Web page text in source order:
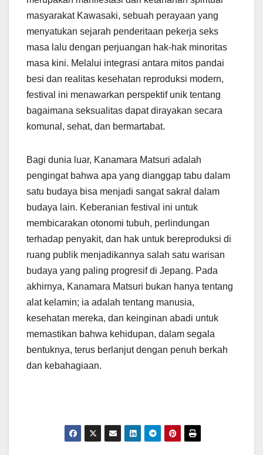
masyarakat Kawasaki, sebuah perayaan yang
menyatukan sejarah penderitaan pekerja seks
masa lalu dengan perjuangan hak-hak minoritas
masa kini. Melalui integrasi antara mitos pandai
besi dan realitas kesehatan reproduksi modern,
festival ini menawarkan perspektif unik tentang
bagaimana seksualitas dapat dirayakan secara
komunal, sehat, dan bermartabat.
Bagi dunia luar, Kanamara Matsuri adalah
pengingat bahwa apa yang dianggap tabu dalam
satu budaya bisa menjadi sangat sakral dalam
budaya lain. Keberanian festival ini untuk
membicarakan otonomi tubuh, perlindungan
terhadap penyakit, dan hak untuk bereproduksi di
ruang publik menjadikannya salah satu warisan
budaya yang paling progresif di Jepang. Pada
akhirnya, Kanamara Matsuri bukan hanya tentang
alat kelamin; ia adalah tentang manusia,
kesehatan mereka, dan keinginan abadi untuk
memastikan bahwa kehidupan, dalam segala
bentuknya, terus berlanjut dengan penuh berkah
dan kebahagiaan.